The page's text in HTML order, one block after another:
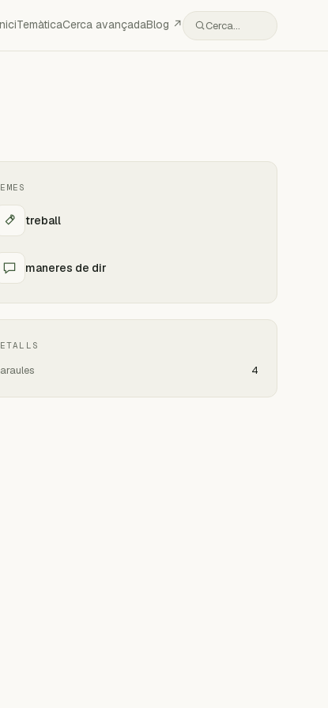
TemàticaCerca avançadaBlog ↗ Cerca…
treball
maneres de dir
4